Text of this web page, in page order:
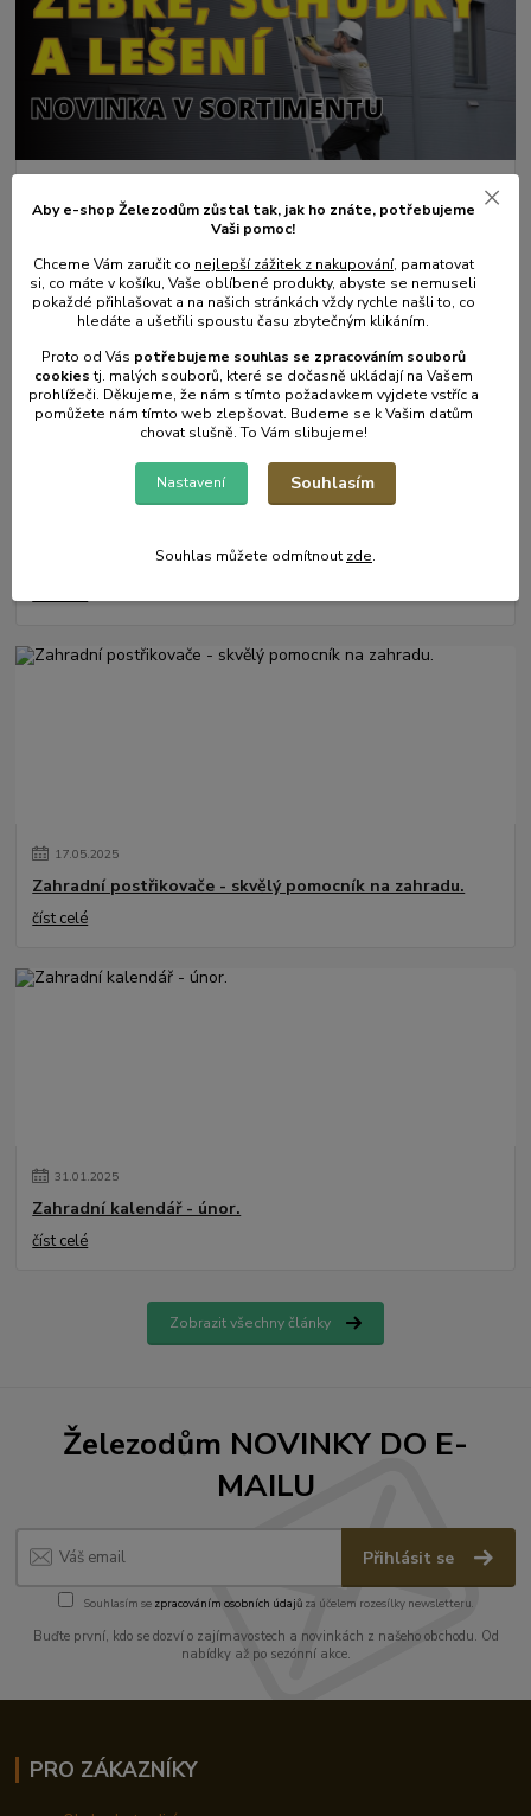
💥 Stali jsme se přímým dovozcem hliníkových žebřů a
číst celé
Mulčování od A do Z.
17.05.2025
Zahradní postřikovače - skvělý pomocník na zahradu.
číst celé
31.01.2025
Zahradní kalendář - únor.
číst celé
Zobrazit všechny články
Železodům NOVINKY DO E-
MAILU
Přihlásit se
Souhlasím se zpracováním osobních údajůza účelem rozesílky newsletteru.
Buďte první, kdo se dozví o zajímavostech a novinkách z našeho obchodu. Od
nabídky až po sezónní akce.
PRO ZÁKAZNÍKY
Aby e-shop Železodům zůstal tak, jak ho znáte, potřebujeme
Vaši pomoc!
Chceme Vám zaručit co nejlepší zážitek z nakupování, pamatovat
si, co máte v košíku, Vaše oblíbené produkty, abyste se nemuseli
pokaždé přihlašovat a na našich stránkách vždy rychle našli to, co
hledáte a ušetřili spoustu času zbytečným klikáním.
Proto od Vás potřebujeme souhlas se zpracováním souborů
cookiestj. malých souborů, které se dočasně ukládají na Vašem
prohlížeči. Děkujeme, že nám s tímto požadavkem vyjdete vstříc a
pomůžete nám tímto web zlepšovat. Budeme se k Vašim datům
chovat slušně. To Vám slibujeme!
Nastavení Souhlasím
Souhlas můžete odmítnout zde.